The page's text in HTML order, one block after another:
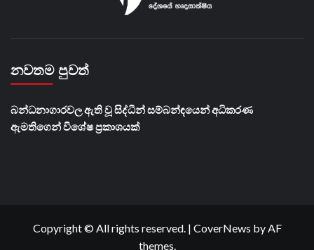
නවතම පුවත්
බන්ධනාගාරවල ඇති වූ සිද්ධීන් සම්බන්ඳයෙන් අධිකරණ
ඇමතිගෙන් විශේෂ ප්‍රකාශයක්
Copyright © All rights reserved. | CoverNews by AF
themes.